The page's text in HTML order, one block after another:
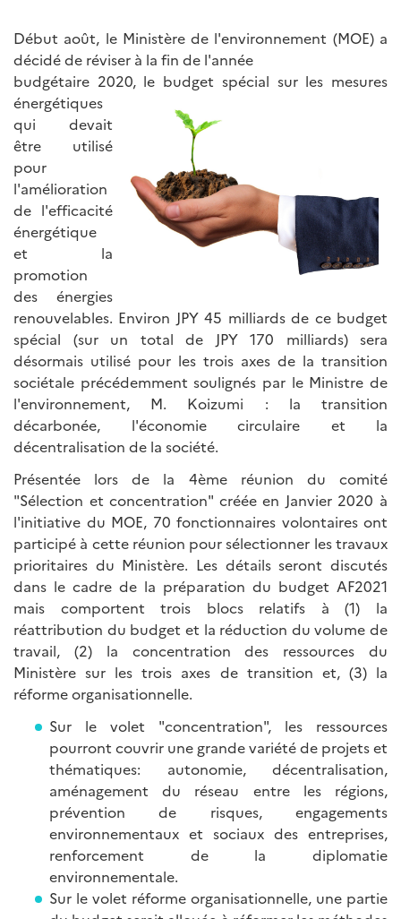
Début août, le Ministère de l'environnement (MOE) a
décidé de réviser à la fin de l'année
budgétaire 2020, le budget spécial surles mesures
énergétiques
qui devait
être utilisé
pour
l'amélioration
de l'efficacité
énergétique
et la
promotion
des énergies
renouvelables. Environ JPY 45 milliards de ce budget
spécial (sur un total de JPY 170 milliards) sera
désormais utilisé pour les trois axes de la transition
sociétale précédemment soulignés par le Ministre de
l'environnement, M. Koizumi : la transition
décarbonée, l'économie circulaire et la
décentralisation de la société.
Présentée lors de la 4ème réunion du comité
"Sélection et concentration" créée en Janvier 2020 à
l'initiative du MOE, 70 fonctionnaires volontaires ont
participé à cette réunion pour sélectionner les travaux
prioritaires du Ministère. Les détails seront discutés
dans le cadre de la préparation du budget AF2021
mais comportent trois blocs relatifs à (1) la
réattribution du budget et la réduction du volume de
travail, (2) la concentration des ressources du
Ministère sur les trois axes de transition et, (3) la
réforme organisationnelle.
Sur le volet "concentration", les ressources
pourront couvrir une grande variété de projets et
thématiques: autonomie, décentralisation,
aménagement du réseau entre les régions,
prévention de risques, engagements
environnementaux et sociaux des entreprises,
renforcement de la diplomatie
environnementale.
Sur le volet réforme organisationnelle, une partie